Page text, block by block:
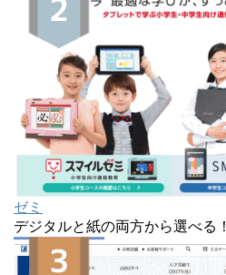
ゼミ
デジタルと紙の両方から選べる！